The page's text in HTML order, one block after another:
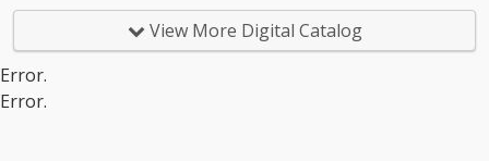
View More Digital Catalog
Error.
Error.